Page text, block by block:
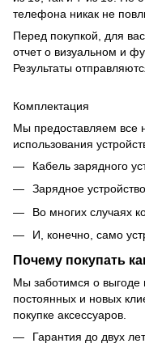
телефона никак не
Перед покупкой, для
отчет о визуальном и
Результаты
Комплектация
Мы предоставляем все
использования
Кабель зарядного
Зарядное устройство
Во многих случаях
И, конечно, само
Почему покупать
Мы заботимся о выгоде
постоянных и новых
покупке аксессуаров.
Гарантия до двух